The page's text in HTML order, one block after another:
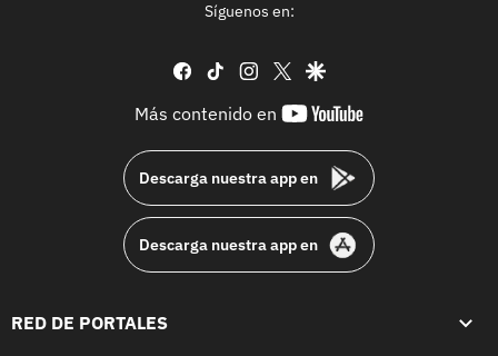
Síguenos en:
facebook
tiktok instagram
twittergoogle
Más contenido en
youtube-
Descarga nuestra app en
Descarga nuestra app en
RED DE PORTALES